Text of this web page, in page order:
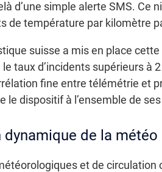
d’une simple alerte SMS. Ce
de température par kilomètre
suisse a mis en place
le taux d’incidents supérieurs à
fine entre télémétrie et
le dispositif à l’ensemble de
dynamique de la
et de